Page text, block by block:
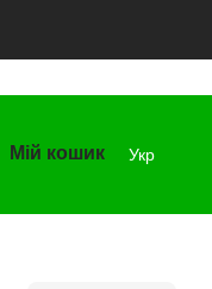
Мій кошик Укр